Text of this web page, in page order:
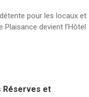
pour les locaux et
Plaisance devient l’Hôtel
Réserves et